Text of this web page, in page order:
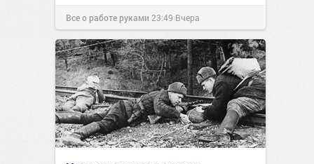
Все о работе руками 23:49 Вчера